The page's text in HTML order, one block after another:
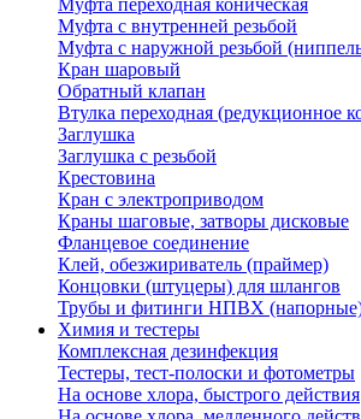
Муфта переходная коническая
Муфта с внутренней резьбой
Муфта с наружной резьбой
Кран шаровый
Обратный клапан
Втулка переходная (редукционное
Заглушка
Заглушка с резьбой
Крестовина
Кран с электроприводом
Краны шаговые, затворы дисковые
Фланцевое соединение
Клей, обезжириватель (праймер)
Концовки (штуцеры) для шлангов
Трубы и фитинги НПВХ
Химия и тестеры
Комплексная дезинфекция
Тестеры, тест-полоски и фотометры
На основе хлора, быстрого действия